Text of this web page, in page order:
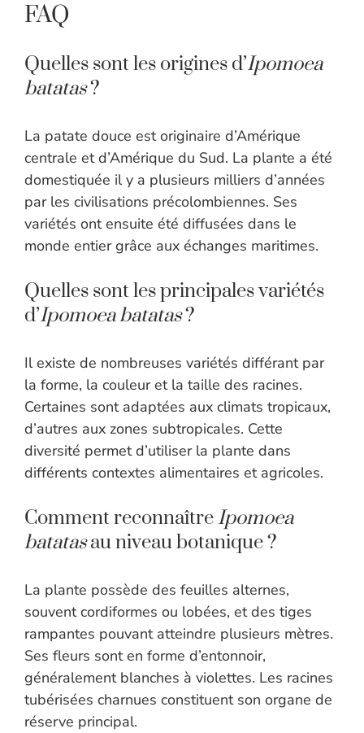
FAQ
Quelles sont les origines d’Ipomoea
batatas?
La patate douce est originaire d’Amérique
centrale et d’Amérique du Sud. La plante a été
domestiquée il y a plusieurs milliers d’années
par les civilisations précolombiennes. Ses
variétés ont ensuite été diffusées dans le
monde entier grâce aux échanges maritimes.
Quelles sont les principales variétés
d’Ipomoea batatas?
Il existe de nombreuses variétés différant par
la forme, la couleur et la taille des racines.
Certaines sont adaptées aux climats tropicaux,
d’autres aux zones subtropicales. Cette
diversité permet d’utiliser la plante dans
différents contextes alimentaires et agricoles.
Comment reconnaître Ipomoea
batatasau niveau botanique ?
La plante possède des feuilles alternes,
souvent cordiformes ou lobées, et des tiges
rampantes pouvant atteindre plusieurs mètres.
Ses fleurs sont en forme d’entonnoir,
généralement blanches à violettes. Les racines
tubérisées charnues constituent son organe de
réserve principal.